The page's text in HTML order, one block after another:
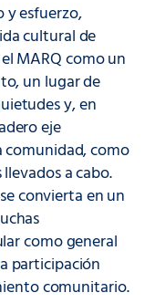
y esfuerzo,
cultural de
MARQ como un
un lugar de
y, en
eje
comunidad, como
a cabo.
convierta en un
como general
participación
comunitario.